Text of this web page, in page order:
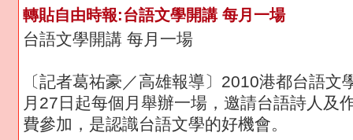
轉貼自由時報:台語文學開講 每月一場
台語文學開講 每月一場
〔記者葛祐豪／高雄報導〕2010港都台語文
月27日起每個月舉辦一場，邀請台語詩人及
費參加，是認識台語文學的好機會。